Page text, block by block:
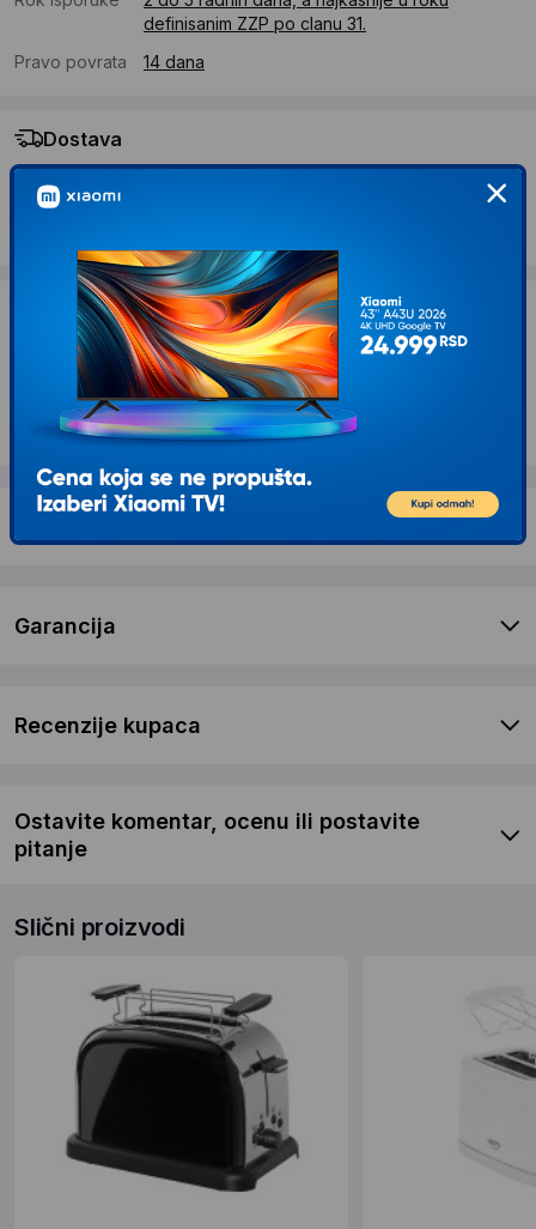
definisanim ZZP po clanu 31.
Pravo povrata
14 dana
Dostava
Standardna dostava se očekuje u roku od 2 do 5 radnih
dana
Želite li ponudu za firmu?
Kontaktirajte nas
Opis proizvoda BEKO TAM 7321 I toster
Garancija
Recenzije kupaca
Ostavite komentar, ocenu ili postavite
pitanje
Slični proizvodi